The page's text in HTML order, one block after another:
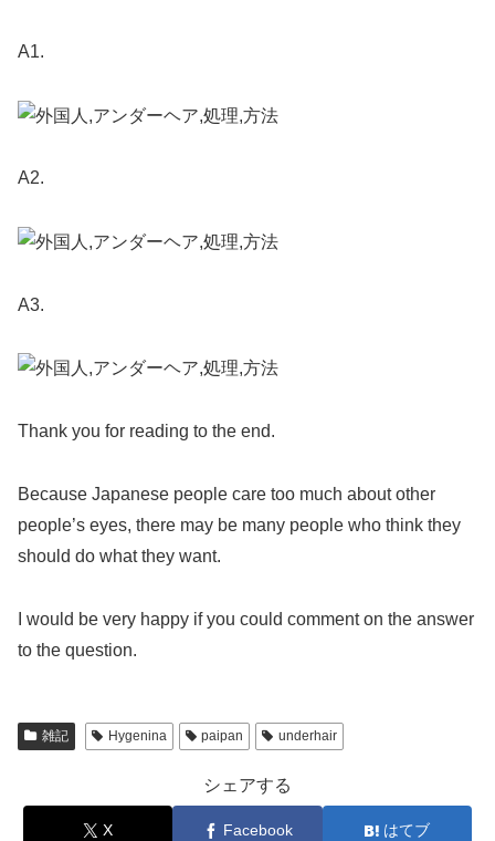
A1.
A2.
A3.
Thank you for reading to the end.
Because Japanese people care too much about other
people’s eyes, there may be many people who think they
should do what they want.
I would be very happy if you could comment on the answer
to the question.
雑記 Hygenina paipan underhair
シェアする
X Facebook はてブ